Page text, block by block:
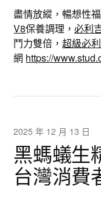
盡情放縱，暢想性
V8保養調理，必利
鬥力雙倍，超級必
網 https://
2025 年 12 月 13 日
黑螞蟻生
台灣消費